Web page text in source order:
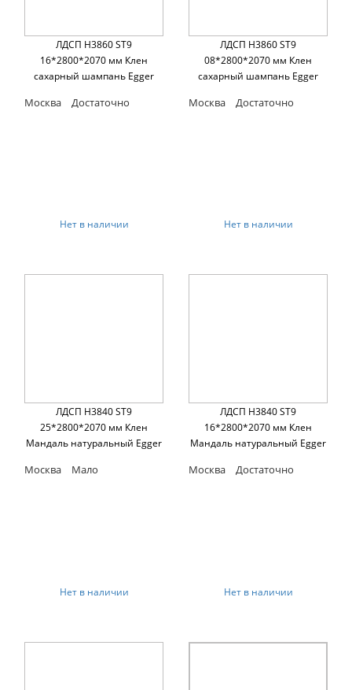
ЛДСП H3860 ST9
16*2800*2070 мм Клен
сахарный шампань Egger
Москва Достаточно
Нет в наличии
ЛДСП H3860 ST9
08*2800*2070 мм Клен
сахарный шампань Egger
Москва Достаточно
Нет в наличии
ЛДСП H3840 ST9
25*2800*2070 мм Клен
Мандаль натуральный Egger
Москва Мало
Нет в наличии
ЛДСП H3840 ST9
16*2800*2070 мм Клен
Мандаль натуральный Egger
Москва Достаточно
Нет в наличии